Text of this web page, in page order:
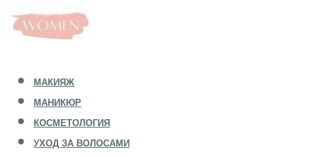
МАКИЯЖ
МАНИКЮР
КОСМЕТОЛОГИЯ
УХОД ЗА ВОЛОСАМИ